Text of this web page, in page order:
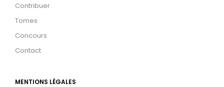
Contribuer
Tomes
Concours
Contact
MENTIONS LÉGALES